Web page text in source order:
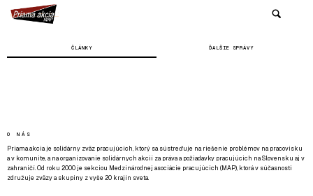
ČLÁNKY ĎALŠIE SPRÁVY
O NÁS
Priama akcia je solidárny zväz pracujúcich, ktorý sa sústreďuje na riešenie problémov na pracovisku
a v komunite, a na organizovanie solidárnych akcií za práva a požiadavky pracujúcich na Slovensku aj v
zahraničí. Od roku 2000 je sekciou Medzinárodnej asociácie pracujúcich (MAP), ktorá v súčasnosti
združuje zväzy a skupiny z vyše 20 krajín sveta.